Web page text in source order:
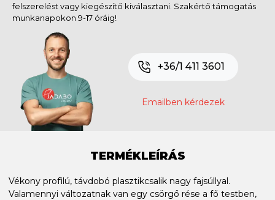
felszerelést vagy kiegészítő kiválasztani. Szakértő támogatás
munkanapokon 9-17 óráig!
+36/1 411 3601
Emailben kérdezek
TERMÉKLEÍRÁS
Vékony profilú, távdobó plasztikcsalik nagy fajsúllyal.
Valamennyi változatnak van egy csörgő rése a fő testben,